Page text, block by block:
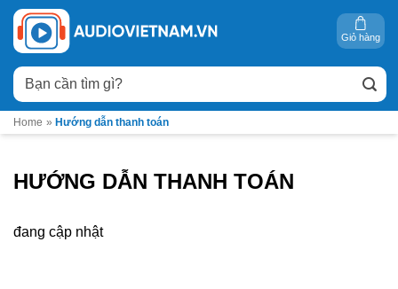
Bỏ
qua
nội
dung
Tìm
kiếm:
Giỏ hàng
Home » Hướng dẫn thanh toán
HƯỚNG DẪN THANH TOÁN
đang cập nhật